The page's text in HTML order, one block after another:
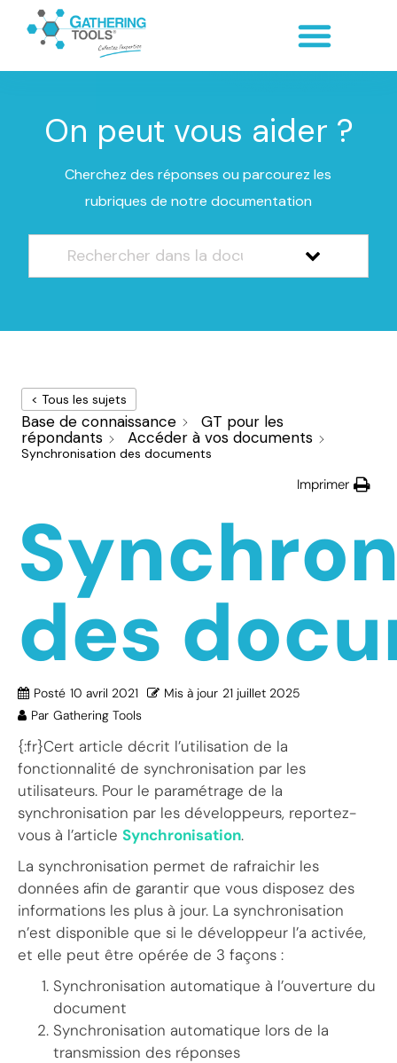
On peut vous aider ?
Cherchez des réponses ou parcourez les
rubriques de notre documentation
< Tous les sujets
Base de connaissance
GT pour les
répondants
Accéder à vos documents
Synchronisation des documents
Imprimer
des
Posté 10 avril 2021 Mis à jour 21 juillet 2025
Par Gathering Tools
{:fr}Cert article décrit l’utilisation de la
fonctionnalité de synchronisation par les
utilisateurs. Pour le paramétrage de la
synchronisation par les développeurs, reportez-
vous à l’article Synchronisation.
La synchronisation permet de rafraichir les
données afin de garantir que vous disposez des
informations les plus à jour. La synchronisation
n’est disponible que si le développeur l’a activée,
et elle peut être opérée de 3 façons :
Synchronisation automatique à l’ouverture du
document
Synchronisation automatique lors de la
transmission des réponses